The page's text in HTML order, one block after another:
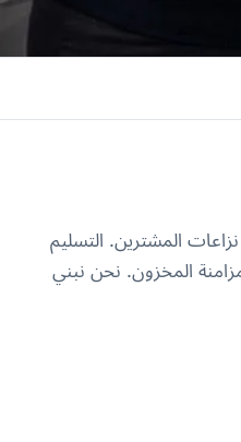
المشترين. التسليم
المخزون. نحن نبني